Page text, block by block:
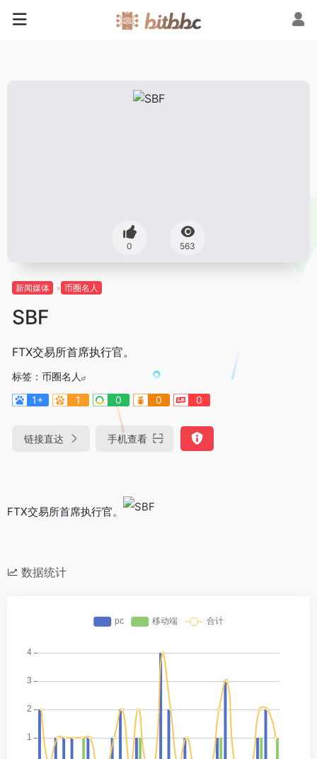
0 563
新闻媒体 币圈名人
SBF
FTX交易所首席执行官。
标签： 币圈名人
1+
1 0 0 0
链接直达 手机查看
FTX交易所首席执行官。
数据统计